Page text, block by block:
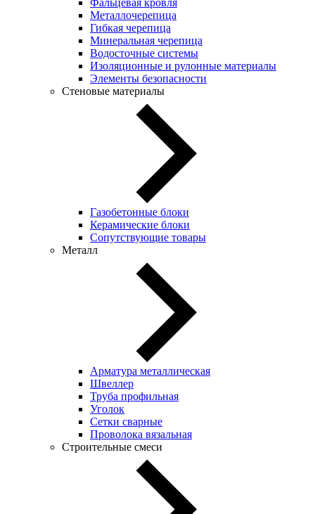
Металлочерепица
Гибкая черепица
Минеральная черепица
Водосточные системы
Изоляционные и рулонные материалы
Элементы безопасности
Стеновые материалы
Газобетонные блоки
Керамические блоки
Сопутствующие товары
Металл
Арматура металлическая
Швеллер
Труба профильная
Уголок
Сетки сварные
Проволока вязальная
Строительные смеси